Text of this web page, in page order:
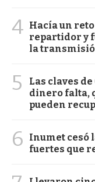
4 Hacía un
repartidor y
la
5
Las claves
dinero falta,
pueden
6
Inumet cesó
fuertes que